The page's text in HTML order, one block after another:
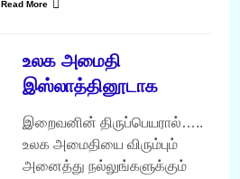
Read More
உலக அமைதி
இஸ்லாத்தினூடாக
இறைவனின் திருப்பெயரால்…..
உலக அமைதியை விரும்பும்
அனைத்து நல்லுங்களுக்கும்